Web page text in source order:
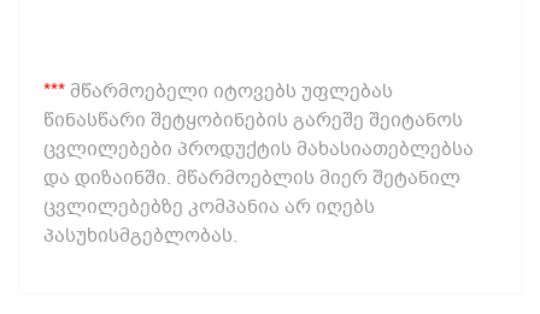
*** მწარმოებელი იტოვებს უფლებას
წინასწარი შეტყობინების გარეშე შეიტანოს
ცვლილებები პროდუქტის მახასიათებლებსა
და დიზაინში. მწარმოებლის მიერ შეტანილ
ცვლილებებზე კომპანია არ იღებს
პასუხისმგებლობას.